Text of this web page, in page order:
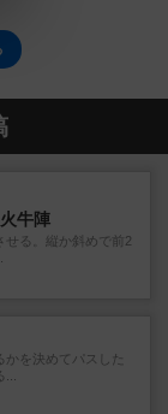
牛陣
せる。縦か斜めで前2
を決めてパスした